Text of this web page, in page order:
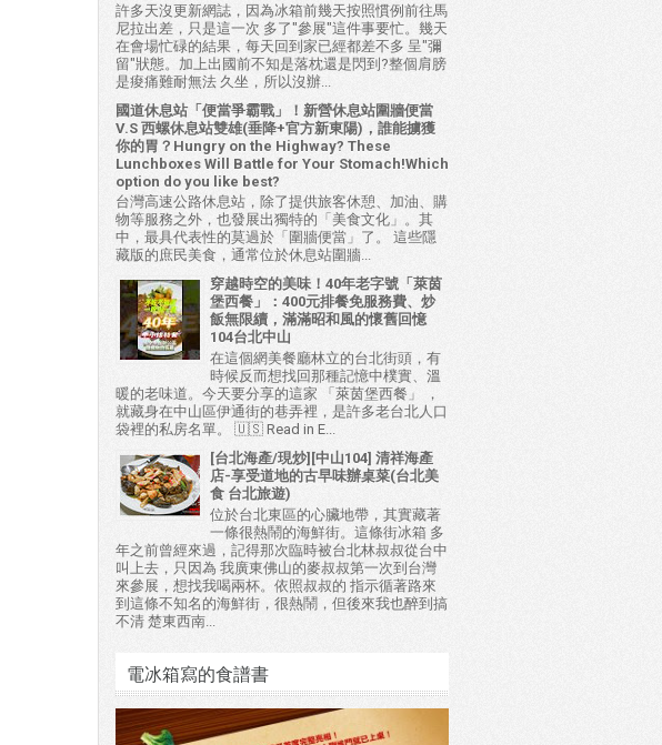
許多天沒更新網誌，因為冰箱前幾天按照慣例前往馬
尼拉出差，只是這一次 多了"參展"這件事要忙。幾天
在會場忙碌的結果，每天回到家已經都差不多 呈"彌
留"狀態。加上出國前不知是落枕還是閃到?整個肩膀
是痠痛難耐無法 久坐，所以沒辦...
國道休息站「便當爭霸戰」！新營休息站圍牆便當
V.S 西螺休息站雙雄(垂降+官方新東陽)，誰能擄獲
你的胃？Hungry on the Highway? These
Lunchboxes Will Battle for Your Stomach!Which
option do you like best?
台灣高速公路休息站，除了提供旅客休憩、加油、購
物等服務之外，也發展出獨特的「美食文化」。其
中，最具代表性的莫過於「圍牆便當」了。 這些隱
藏版的庶民美食，通常位於休息站圍牆...
穿越時空的美味！40年老字號「萊茵
堡西餐」：400元排餐免服務費、炒
飯無限續，滿滿昭和風的懷舊回憶
104台北中山
在這個網美餐廳林立的台北街頭，有
時候反而想找回那種記憶中樸實、溫
暖的老味道。今天要分享的這家 「萊茵堡西餐」 ，
就藏身在中山區伊通街的巷弄裡，是許多老台北人口
袋裡的私房名單。 🇺🇸 Read in E...
[台北海產/現炒][中山104] 清祥海產
店-享受道地的古早味辦桌菜(台北美
食 台北旅遊)
位於台北東區的心臟地帶，其實藏著
一條很熱鬧的海鮮街。這條街冰箱 多
年之前曾經來過，記得那次臨時被台北林叔叔從台中
叫上去，只因為 我廣東佛山的麥叔叔第一次到台灣
來參展，想找我喝兩杯。依照叔叔的 指示循著路來
到這條不知名的海鮮街，很熱鬧，但後來我也醉到搞
不清 楚東西南...
電冰箱寫的食譜書